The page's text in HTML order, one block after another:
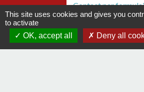
Contact par
This site uses cookies and gives you
to activate
OK, accept all
Deny all